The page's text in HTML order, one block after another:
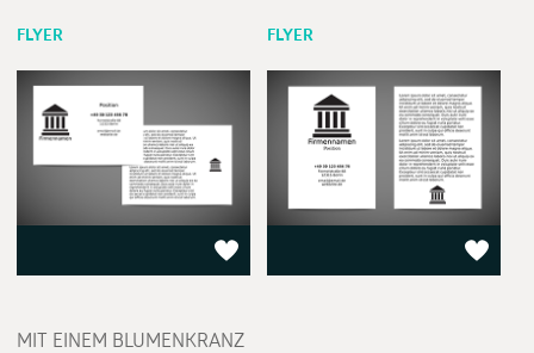
FLYER FLYER
MIT EINEM BLUMENKRANZ